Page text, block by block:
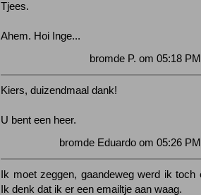
Tjees.
Ahem. Hoi Inge...
bromde P. om 05:18
Kiers, duizendmaal dank!
U bent een heer.
bromde Eduardo om 05:26
Ik moet zeggen, gaandeweg werd ik toch
Ik denk dat ik er een emailtje aan waag.